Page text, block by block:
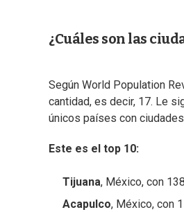
¿Cuáles son las
Según World Population
cantidad, es decir, 17. Le
únicos países con
Este es el top 10:
Tijuana, México, con
Acapulco, México, con